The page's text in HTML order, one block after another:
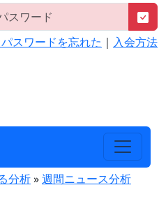
スワードを忘れた ｜ 入会方法
分析»週間ニュース分析